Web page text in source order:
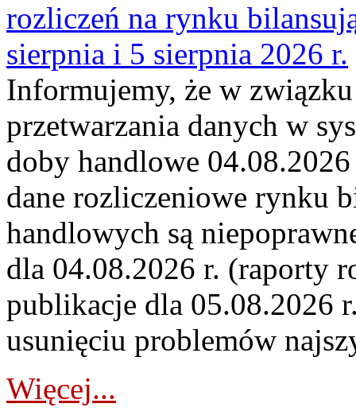
rozliczeń na rynku
sierpnia i 5 sierpnia 2026 r.
Informujemy, że w
przetwarzania danych w
doby handlowe
dane rozliczeniowe rynku
handlowych są
dla 04.08.2026 r. (raporty
publikacje dla 05.08.2026
usunięciu problemów
Więcej...